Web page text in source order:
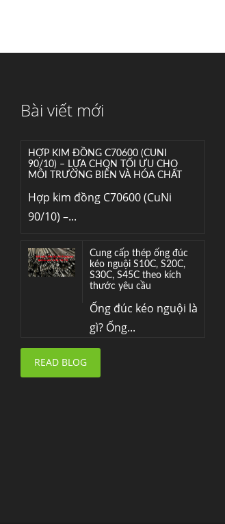
Bài viết mớiInox (thép không gỉ)
HỢP KIM ĐỒNG C70600 (CUNI
90/10) – LỰA CHỌN TỐI ƯU CHO
MÔI TRƯỜNG BIỂN VÀ HÓA CHẤT
Hợp kim đồng C70600 (CuNi
90/10) –...
Cung cấp thép ống đúc
kéo nguội S10C, S20C,
S30C, S45C theo kích
thước yêu cầu
Ống đúc kéo nguội là
gì? Ống...
nhà máy thép Hòa Phát
READ BLOG